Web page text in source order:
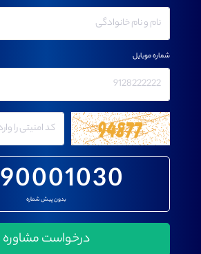
90001030
بدون پیش شماره
شماره موبایل